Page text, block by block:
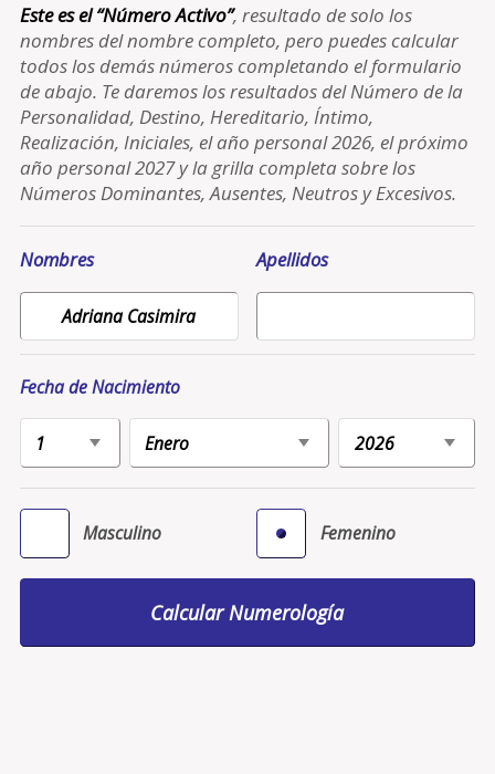
Este es el “Número Activo”, resultado de solo los
nombres del nombre completo, pero puedes calcular
todos los demás números completando el formulario
de abajo. Te daremos los resultados del Número de la
Personalidad, Destino, Hereditario, Íntimo,
Realización, Iniciales, el año personal 2026, el próximo
año personal 2027 y la grilla completa sobre los
Números Dominantes, Ausentes, Neutros y Excesivos.
Nombres Apellidos
Fecha de Nacimiento
Masculino Femenino